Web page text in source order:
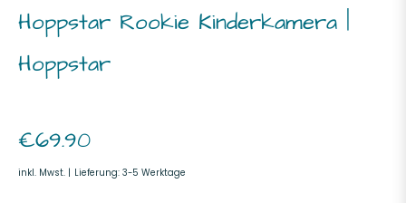
Hoppstar Rookie Kinderkamera |
Hoppstar
Normaler
€69.90
inkl. Mwst. | Lieferung: 3-5 Werktage